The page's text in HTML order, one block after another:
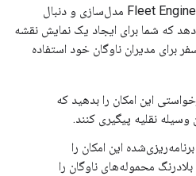
می‌دهد که داده‌های ناوگان را در Fleet Engine مدل‌سازی و دنبال
که شما برای ایجاد یک نمایش نقشه
برای مدیران ناوگان خود استفاده
این امکان را بدهید که
نقلیه پیگیری کنند.
این امکان را
محموله‌های ناوگان را